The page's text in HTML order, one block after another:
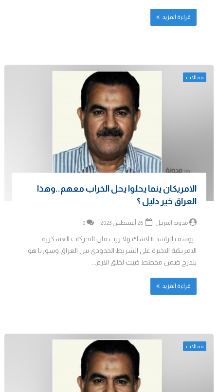
قراءة المزيد
مقالات
الامريكان ينما يحلوا يحل الخراب معهم..وهذا
العراق خير دليل ؟
مدونة المرجل 0
يوسف الراشد || لاشك ولا ريب فان التحركات العسكرية
الامريكية الاخيرة على الشريط الحدودي بين العراق وسوريا هو
يندرج ضمن مخطط خبيث لخلق الازم...
قراءة المزيد
مقالات